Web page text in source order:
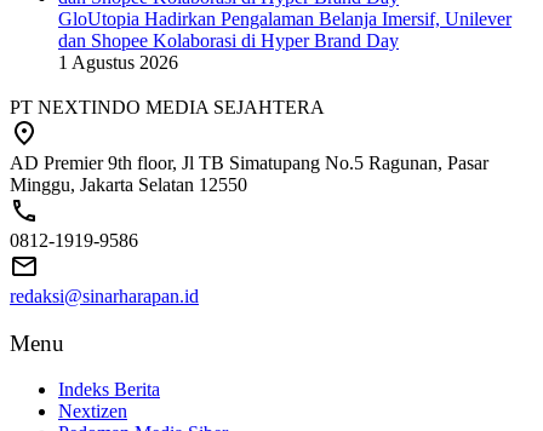
GloUtopia Hadirkan Pengalaman Belanja Imersif, Unilever
dan Shopee Kolaborasi di Hyper Brand Day
1 Agustus 2026
PT NEXTINDO MEDIA SEJAHTERA
AD Premier 9th floor, Jl TB Simatupang No.5 Ragunan, Pasar
Minggu, Jakarta Selatan 12550
0812-1919-9586
redaksi@sinarharapan.id
Menu
Indeks Berita
Nextizen